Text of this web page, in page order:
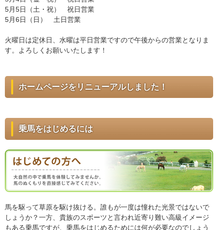
5月5日（土・祝） 祝日営業
5月6日（日） 土日営業
火曜日は定休日、水曜は平日営業ですので午後からの営業となりま
す。よろしくお願いいたします！
ホームページをリニューアルしました！
乗馬をはじめるには
馬を駆って草原を駆け抜ける。誰もが一度は憧れた光景ではないで
しょうか？一方、貴族のスポーツと言われ近寄り難い高級イメージ
もある乗馬ですが、乗馬をはじめるためには何が必要なのでしょう